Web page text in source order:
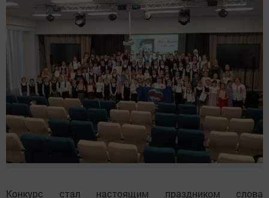
Конкурс стал настоящим праздником слова